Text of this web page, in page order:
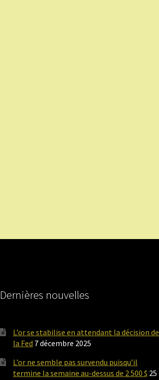
Dernières nouvelles
L’or se stabilise en attendant la décision de
la Fed 7 décembre 2025
L’or ne semble pas survendu puisqu’il
termine la semaine au-dessus de 2 500 $ 25